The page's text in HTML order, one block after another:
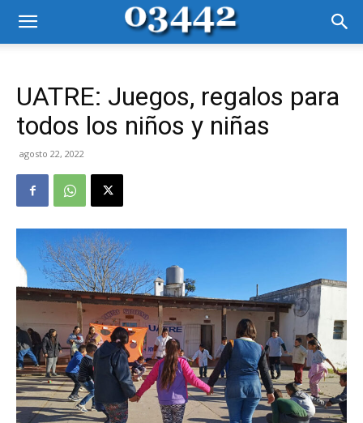
UATRE: Juegos, regalos para
todos los niños y niñas
agosto 22, 2022